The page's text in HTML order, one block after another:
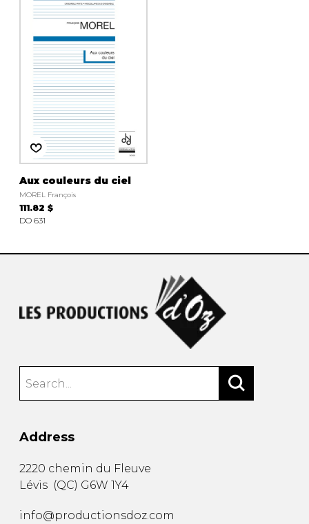
Aux couleurs du ciel
MOREL François
111.82 $
DO 631
Address
2220 chemin du Fleuve
Lévis (QC) G6W 1Y4
info@productionsdoz.com